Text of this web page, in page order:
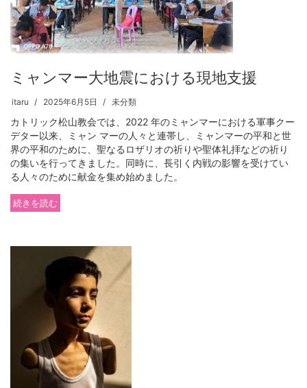
ミャンマー大地震における現地支援
itaru 2025年6月5日 未分類
カトリック松山教会では、2022 年のミャンマーにおける軍事クー
デター以来、ミャン マーの人々と連帯し、ミャンマーの平和と世
界の平和のために、聖なるロザリオの祈りや聖体礼拝などの祈り
の集いを行ってきました。同時に、長引く内戦の影響を受けてい
る人々のために献金を集め始めました。
続きを読む